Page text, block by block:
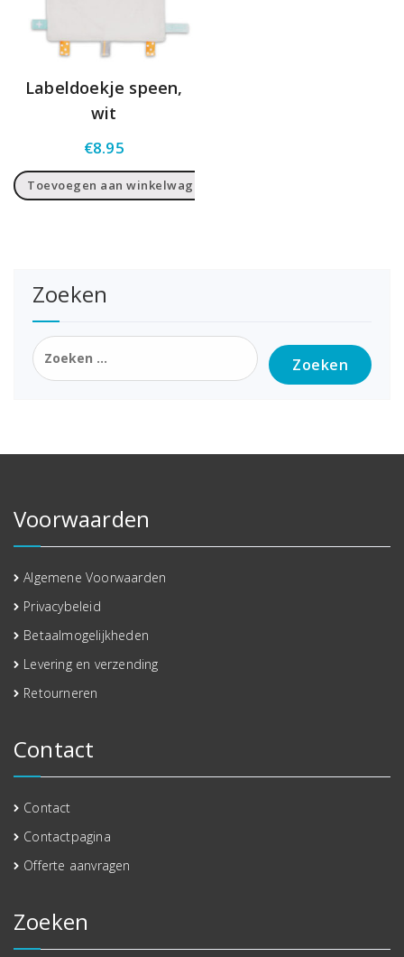
Labeldoekje speen,
wit
€8.95
Toevoegen aan winkelwagen
Zoeken
Zoeken
naar:
Voorwaarden
Algemene Voorwaarden
Privacybeleid
Betaalmogelijkheden
Levering en verzending
Retourneren
Contact
Contact
Contactpagina
Offerte aanvragen
Zoeken